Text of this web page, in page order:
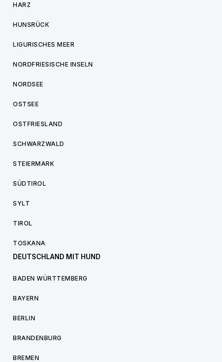
HARZ
HUNSRÜCK
LIGURISCHES MEER
NORDFRIESISCHE INSELN
NORDSEE
OSTSEE
OSTFRIESLAND
SCHWARZWALD
STEIERMARK
SÜDTIROL
SYLT
TIROL
TOSKANA
DEUTSCHLAND MIT HUND
BADEN WÜRTTEMBERG
BAYERN
BERLIN
BRANDENBURG
BREMEN